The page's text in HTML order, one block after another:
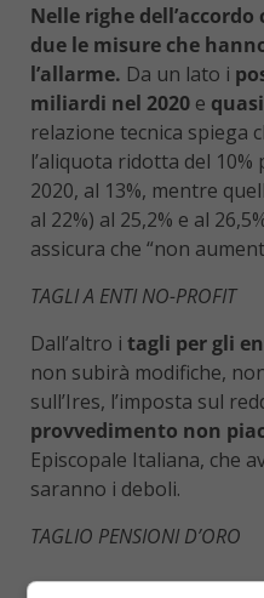
Nelle righe
due le misure che
l’allarme. Da un lato i
miliardi nel 2020 e
relazione tecnica spiega
l’aliquota ridotta del
2020, al 13%, mentre
al 22%) al 25,2% e al
assicura che “non
TAGLI A ENTI NO-PROFIT
Dall’altro i tagli per gli
non subirà modifiche,
sull’Ires, l’imposta sul
provvedimento non
Episcopale Italiana, che
saranno i deboli.
TAGLIO PENSIONI D’ORO